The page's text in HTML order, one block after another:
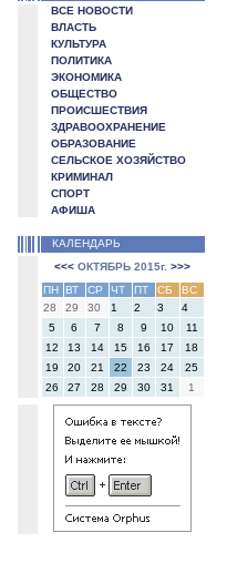
ВСЕ НОВОСТИ
ВЛАСТЬ
КУЛЬТУРА
ПОЛИТИКА
ЭКОНОМИКА
ОБЩЕСТВО
ПРОИСШЕСТВИЯ
ЗДРАВООХРАНЕНИЕ
ОБРАЗОВАНИЕ
СЕЛЬСКОЕ ХОЗЯЙСТВО
КРИМИНАЛ
СПОРТ
АФИША
КАЛЕНДАРЬ
<<< ОКТЯБРЬ 2015г. >>>
ПН
ВТ СР ЧТ ПТ СБ
ВС
28
29 30 1 2 3
4
5
6 7 8 9 10
11
12
13 14 15 16 17
18
19
20 21 22 23 24
25
26
27 28 29 30 31 1